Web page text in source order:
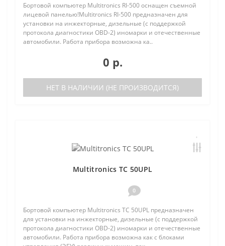
Бортовой компьютер Multitronics RI-500 оснащен съемной
лицевой панелью!Multitronics RI-500 предназначен для
установки на инжекторные, дизельные (с поддержкой
протокола диагностики OBD-2) иномарки и отечественные
автомобили. Работа прибора возможна ка..
0 р.
НЕТ В НАЛИЧИИ (НЕ ПРОИЗВОДИТСЯ)
Multitronics TC 50UPL
0
Бортовой компьютер Multitronics TC 50UPL предназначен
для установки на инжекторные, дизельные (с поддержкой
протокола диагностики OBD-2) иномарки и отечественные
автомобили. Работа прибора возможна как с блоками